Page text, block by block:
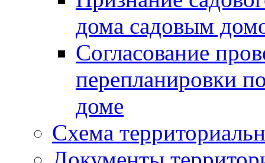
дома садовым
Согласование
перепланировки
доме
Схема